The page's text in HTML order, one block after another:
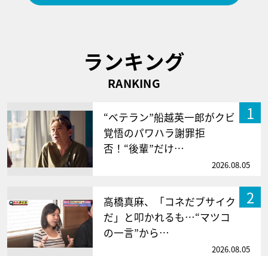
ランキング
RANKING
1
“ベテラン”船越英一郎がクビ
覚悟のパワハラ謝罪拒
否！“後輩”だけ…
2026.08.05
2
高橋真麻、「コネだブサイク
だ」と叩かれるも…“マツコ
の一言”から…
2026.08.05